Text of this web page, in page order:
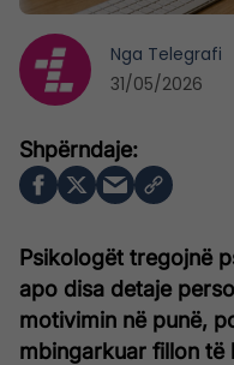
Psikologët tregojnë
apo disa detaje
motivimin në punë,
mbingarkuar fillon të
Nga Telegrafi
31/05/2026